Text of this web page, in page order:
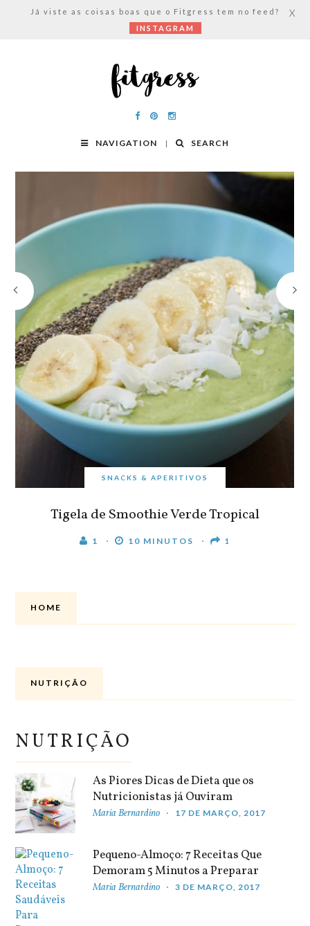
NAVIGATION SEARCH
SNACKS & APERITIVOS
Tigela de Smoothie Verde Tropical
1 10 MINUTOS 1
HOME
NUTRIÇÃO
NUTRIÇÃO
As Piores Dicas de Dieta que os
Nutricionistas já Ouviram
Maria Bernardino 17 DE MARÇO, 2017
Pequeno-Almoço: 7 Receitas Que
Demoram 5 Minutos a Preparar
Maria Bernardino 3 DE MARÇO, 2017
Já viste as coisas boas que o Fitgress tem no feed?
INSTAGRAM
X